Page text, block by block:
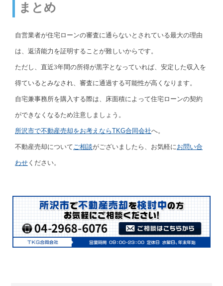
まとめ
自営業者が住宅ローンの審査に通らないとされている最大の理由
は、返済能力を証明することが難しいからです。
ただし、直近3年間の所得が黒字となっていれば、安定した収入を
得ているとみなされ、審査に通過する可能性が高くなります。
自宅兼事務所を購入する際は、床面積によって住宅ローンの契約
ができなくなるため注意しましょう。
所沢市で不動産売却をお考えならTKG合同会社へ。
不動産売却についてご相談がございましたら、お気軽にお問い合
わせ ください。